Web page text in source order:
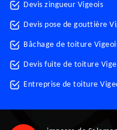
Devis zingueur Vigeois
Devis pose de gouttière
Bâchage de toiture
Devis fuite de toiture
Entreprise de toiture